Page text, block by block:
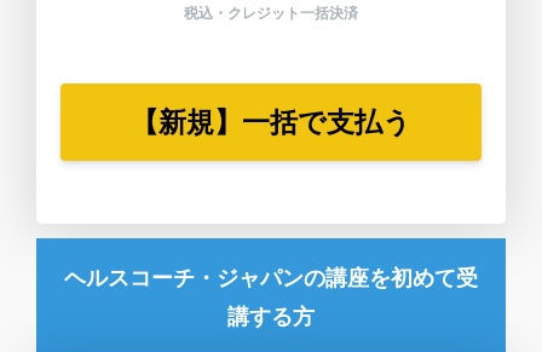
税込・クレジット一括決済
【新規】一括で支払う
ヘルスコーチ・ジャパンの講座を初めて受
講する方